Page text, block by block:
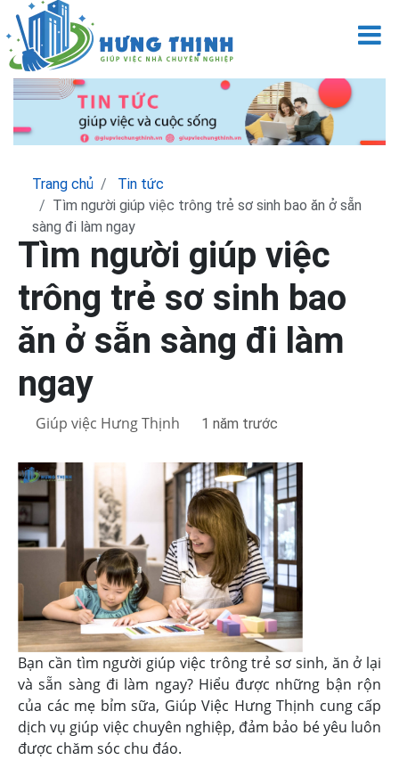
Trang chủ
Tin tức
Tìm người giúp việc trông trẻ sơ sinh bao ăn ở sẵn
sàng đi làm ngay
Tìm người giúp việc
trông trẻ sơ sinh bao
ăn ở sẵn sàng đi làm
ngay
Giúp việc Hưng Thịnh 1 năm trước
Bạn cần tìm người giúp việc trông trẻ sơ sinh, ăn ở lại
và sẵn sàng đi làm ngay? Hiểu được những bận rộn
của các mẹ bỉm sữa, Giúp Việc Hưng Thịnh cung cấp
dịch vụ giúp việc chuyên nghiệp, đảm bảo bé yêu luôn
được chăm sóc chu đáo.